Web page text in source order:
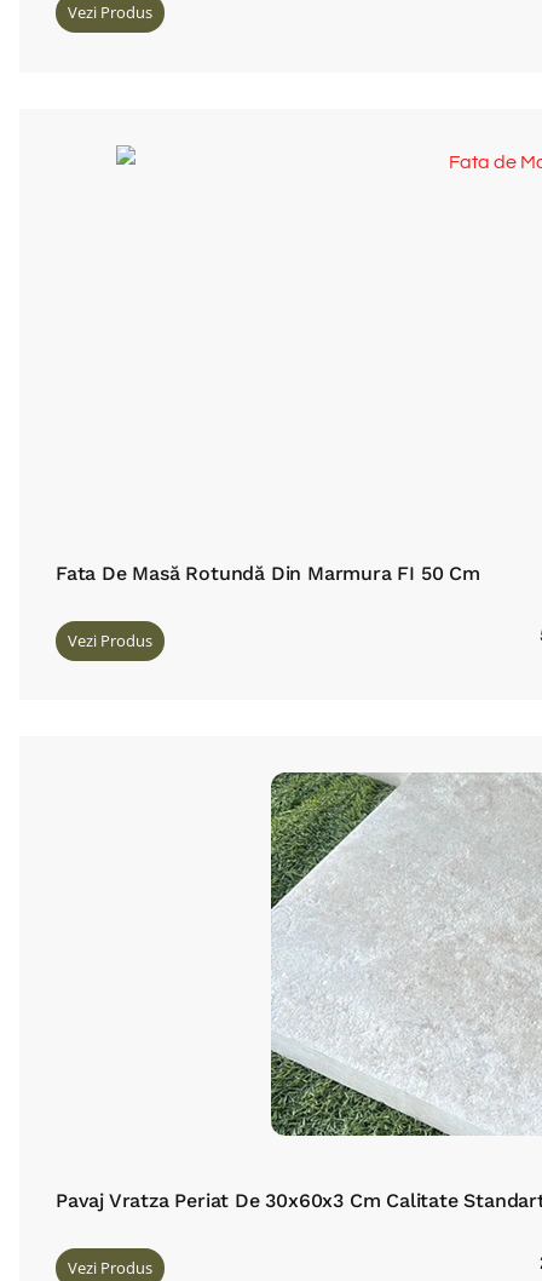
Vezi Produs
Fata De Masă Rotundă Din Marmura FI 50 Cm
Vezi Produs
Pavaj Vratza Periat De 30x60x3 Cm Calitate
Vezi Produs